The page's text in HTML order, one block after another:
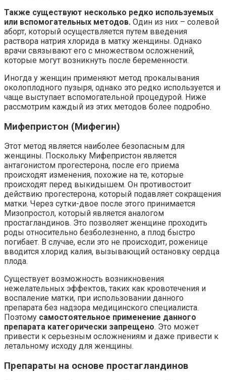
Также существуют несколько редко используемых
или вспомогательных методов. Один из них – солевой
аборт, который осуществляется путем введения
раствора натрия хлорида в матку женщины. Однако
врачи связывают его с множеством осложнений,
которые могут возникнуть после беременности.
Иногда у женщин применяют метод прокалывания
околоплодного пузыря, однако это редко используется и
чаще выступает вспомогательной процедурой. Ниже
рассмотрим каждый из этих методов более подробно.
Мифепристон (Мифегин)
Этот метод является наиболее безопасным для
женщины. Поскольку Мифепристон является
антагонистом прогестерона, после его приема
происходят изменения, похожие на те, которые
происходят перед выкидышем. Он противостоит
действию прогестерона, который подавляет сокращения
матки. Через сутки-двое после этого принимается
Мизопростол, который является аналогом
простагландинов. Это позволяет женщине проходить
роды относительно безболезненно, а плод быстро
погибает. В случае, если это не происходит, роженице
вводится хлорид калия, вызывающий остановку сердца
плода.
Существует возможность возникновения
нежелательных эффектов, таких как кровотечения и
воспаление матки, при использовании данного
препарата без надзора медицинского специалиста.
Поэтому самостоятельное применение данного
препарата категорически запрещено. Это может
привести к серьезным осложнениям и даже привести к
летальному исходу для женщины.
Препараты на основе простагландинов